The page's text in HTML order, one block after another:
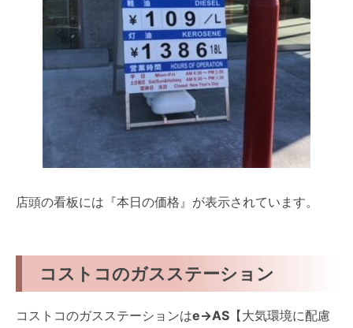
店頭の看板には『本日の価格』が表示されています。
コストコのガスステーション
コストコのガスステーションはe→AS 【大気環境に配慮